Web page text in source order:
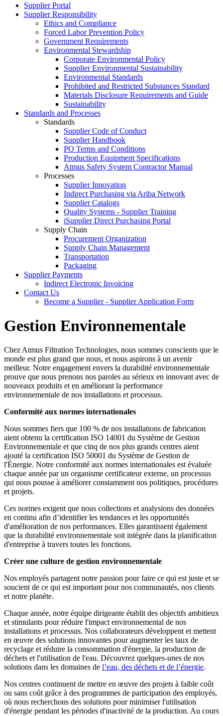
Supplier Portal
Supplier Responsibility
Ethics and Compliance​
Forced Labor Prevention Policy​
Government Requirements
Environmental Stewardship
Corporate Environmental Policy
Supplier Environmental Sustainability
Environmental Standards
Prohibited and Restricted Substances Standard
Materials Disclosure Requirements and Guide
Sustainability
Standards and Processes
Standards
Supplier Code of Conduct
Supplier Handbook
PO Terms and Conditions
Production Equipment Specifications
Atmus Safety System Contractor Manual
Processes
Supplier Innovation
Indirect Purchasing via Ariba Network
Supplier Catalogs​
Quality Systems - Supplier Training
iSupplier Direct Purchasing Portal
Supply Chain
Procurement Organization
Supply Chain Management
Transportation​
Packaging​
Supplier Payments
Indirect Electronic Invoicing
Contact Us
Become a Supplier - Supplier Application Form
Gestion Environnementale
Chez Atmus Filtration Technologies, nous sommes conscients que le
monde est plus grand que nous, et nous aspirons à un avenir
meilleur. Notre engagement envers la durabilité environnementale
prouve que nous prenons nos paroles au sérieux en innovant avec de
nouveaux produits et en améliorant la performance
environnementale de nos installations et processus.
Conformité aux normes internationales
Nous sommes fiers que 100 % de nos installations de fabrication
aient obtenu la certification ISO 14001 du Système de Gestion
Environnementale et que cinq de nos plus grands centres aient
ajouté la certification ISO 50001 du Système de Gestion de
l'Énergie. Notre conformité aux normes internationales est évaluée
chaque année par un organisme certificateur externe, un processus
qui nous pousse à améliorer constamment nos politiques, procédures
et projets.
Ces normes exigent que nous collections et analysions des données
en continu afin d’identifier les tendances et les opportunités
d'amélioration de nos performances. Elles garantissent également
que la durabilité environnementale soit intégrée dans la planification
d'entreprise à travers toutes les fonctions.
Créer une culture de gestion environnementale
Nos employés partagent notre passion pour faire ce qui est juste et se
soucient de ce qui est important pour nos communautés, nos clients
et notre planète.
Chaque année, notre équipe dirigeante établit des objectifs ambitieux
et stimulants pour réduire l'impact environnemental de nos
installations et processus. Nos collaborateurs développent et mettent
en œuvre des solutions innovantes pour augmenter les taux de
recyclage et réduire la consommation d'énergie, la production de
déchets et l'utilisation de l'eau. Découvrez quelques-unes de nos
solutions dans les domaines de l’eau, des déchets et de l’énergie.
Nos centres continuent de mettre en œuvre des projets à faible coût
ou sans coût grâce à des programmes de participation des employés,
où nous recherchons des solutions pour minimiser l'utilisation
d'énergie pendant les périodes d'inactivité de la production. Au cours